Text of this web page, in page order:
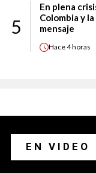
5
En plena
Colombia y
mensaje
Hace4 horas
EN VIDEO